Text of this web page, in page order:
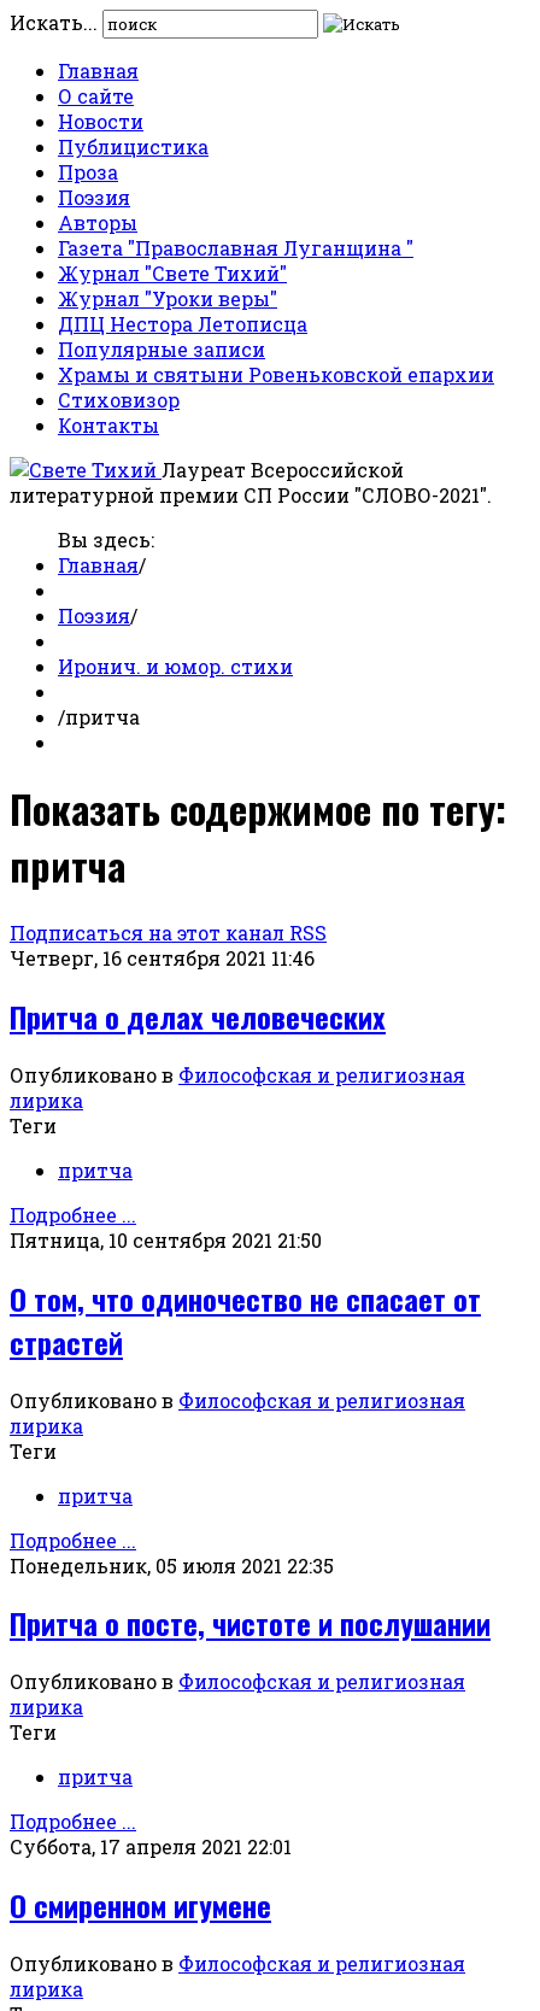
Искать...
Главная
О сайте
Новости
Публицистика
Проза
Поэзия
Авторы
Газета "Православная Луганщина "
Журнал "Свете Тихий"
Журнал "Уроки веры"
ДПЦ Нестора Летописца
Популярные записи
Храмы и святыни Ровеньковской епархии
Стиховизор
Контакты
Лауреат Всероссийской
литературной премии СП России "СЛОВО-2021".
Вы здесь:
Главная/
Поэзия/
Иронич. и юмор. стихи
/притча
Показать содержимое по тегу:
притча
Подписаться на этот канал RSS
Четверг, 16 сентября 2021 11:46
Притча о делах человеческих
Опубликовано в Философская и религиозная
лирика
Теги
притча
Подробнее ...
Пятница, 10 сентября 2021 21:50
О том, что одиночество не спасает от
страстей
Опубликовано в Философская и религиозная
лирика
Теги
притча
Подробнее ...
Понедельник, 05 июля 2021 22:35
Притча о посте, чистоте и послушании
Опубликовано в Философская и религиозная
лирика
Теги
притча
Подробнее ...
Суббота, 17 апреля 2021 22:01
О смиренном игумене
Опубликовано в Философская и религиозная
лирика